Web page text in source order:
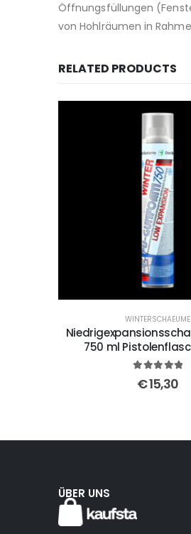
Öffnungsfüllungen
von Hohlräumen in
RELATED PRODUCTS
WINTERSCHAEUME
750 ml
out of 5
€15,30
ÜBER UNS